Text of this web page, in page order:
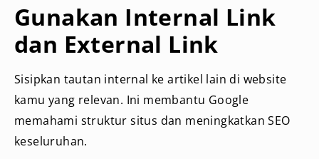
Gunakan Internal Link
dan External Link
Sisipkan tautan internal ke artikel lain di website
kamu yang relevan. Ini membantu Google
memahami struktur situs dan meningkatkan SEO
keseluruhan.